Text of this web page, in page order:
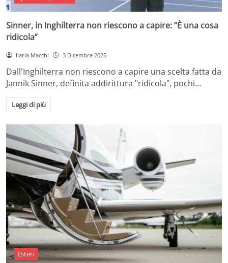
Sinner, in Inghilterra non riescono a capire: ”È una cosa
ridicola”
Ilaria Macchi 3 Dicembre 2025
Dall'Inghilterra non riescono a capire una scelta fatta da
Jannik Sinner, definita addirittura "ridicola", pochi…
Leggi di più
Esteri